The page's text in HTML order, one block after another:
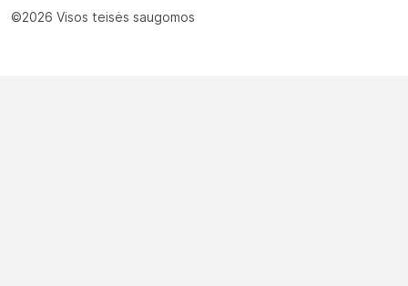
©2026 Visos teisės saugomos